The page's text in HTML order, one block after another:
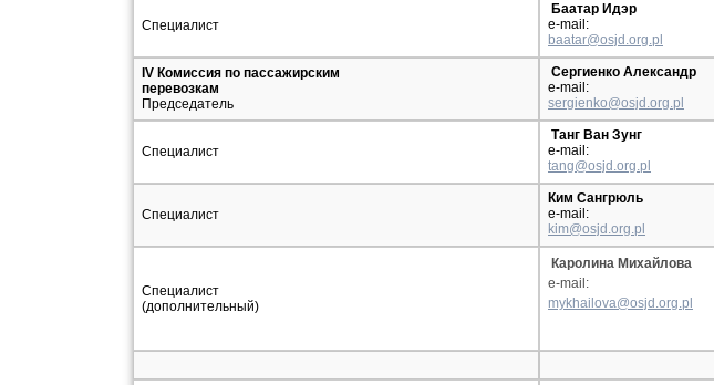
Специалист
Баатар Идэр
e-mail:
baatar@osjd.org.pl
IV Комиссия по пассажирским
перевозкам
Председатель
Сергиенко Александр
e-mail:
sergienko@osjd.org.pl
Специалист
Танг Ван Зунг
e-mail:
tang@osjd.org.pl
Специалист
Ким Сангрюль
e-mail:
kim@osjd.org.pl
Специалист
(дополнительный)
Каролина Михайлова
e-mail:
mykhailova@osjd.org.pl